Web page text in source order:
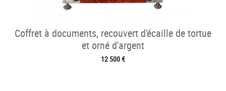
Coffret à documents, recouvert d'écaille de tortue
et orné d'argent
12 500 €